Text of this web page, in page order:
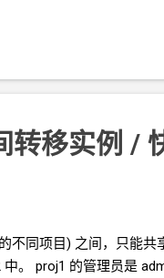
转移实例 /
不同项目) 之间，只能共
中。 proj1 的管理员是